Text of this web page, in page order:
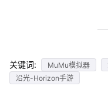
关键词: MuMu模拟器
沿光-Horizon手游